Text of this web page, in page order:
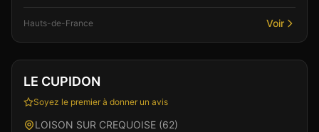
Hauts-de-France Voir
Club Sauna +4
LE CUPIDON
Soyez le premier à donner un avis
LOISON SUR CREQUOISE (62)